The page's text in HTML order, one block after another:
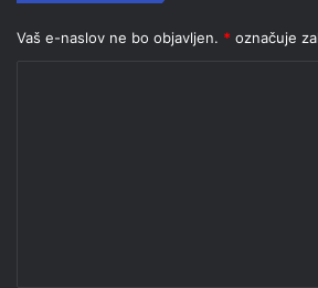
Vaš e-naslov ne bo objavljen. * označuje